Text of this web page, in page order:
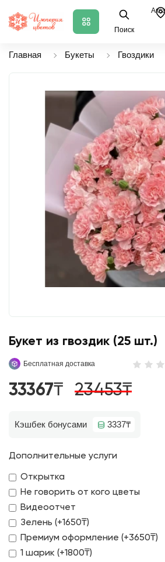
Поиск
Главная Букеты Гвоздики
Букет из гвоздик (25 шт.)
Бесплатная доставка
33367₸ 23453₸
Кэшбек бонусами 3337₸
Дополнительные услуги
Открытка
Не говорить от кого цветы
Видеоотчет
Зелень (+1650₸)
Премиум оформление (+3650₸)
1 шарик (+1800₸)